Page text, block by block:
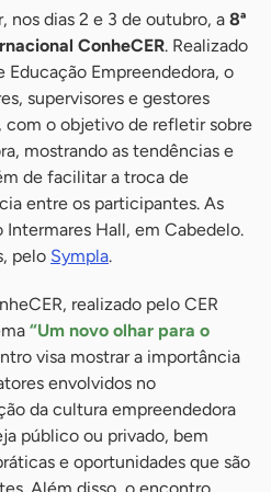
nos dias 2 e 3 de outubro, a 8ª
ConheCER. Realizado
Educação Empreendedora, o
supervisores e gestores
com o objetivo de refletir sobre
mostrando as tendências e
de facilitar a troca de
entre os participantes. As
Hall, em Cabedelo.
pelo Sympla.
realizado pelo CER
“Um novo olhar para o
visa mostrar a importância
envolvidos no
da cultura empreendedora
público ou privado, bem
e oportunidades que são